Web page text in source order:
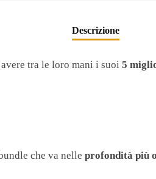
Descrizione
tra le loro mani i suoi5
che va nelleprofondità più